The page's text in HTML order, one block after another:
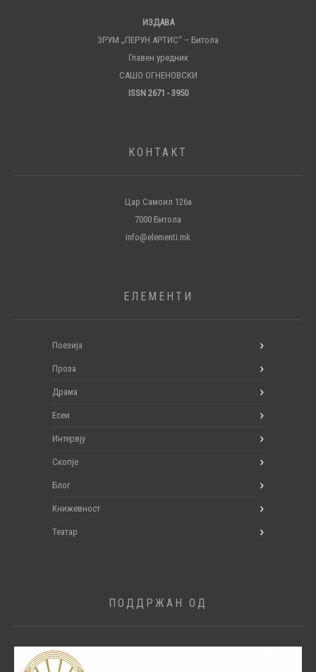
ИЗДАВА
ЗРУМ „ПЕРУН АРТИС“ – Битола
Главен уредник
САШО ОГНЕНОВСКИ
ISSN 2671 - 3950
КОНТАКТ
Цар Самоил 126а
7000 Битола
info@elementi.mk
ЕЛЕМЕНТИ
Поезија
Проза
Драма
Есеи
Интервју
Скопје
Блог
Книжевност
Театар
ПОДДРЖАН ОД